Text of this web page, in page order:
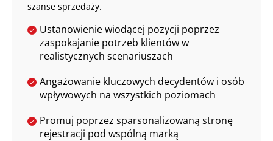
szanse sprzedaży.
Ustanowienie wiodącej pozycji poprzez
zaspokajanie potrzeb klientów w
realistycznych scenariuszach
Angażowanie kluczowych decydentów i osób
wpływowych na wszystkich poziomach
Promuj poprzez sparsonalizowaną stronę
rejestracji pod wspólną marką